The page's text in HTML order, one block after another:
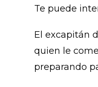
Te puede
El excapitán
quien le
preparando